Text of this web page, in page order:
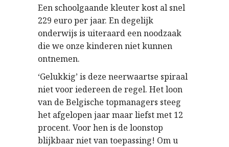
Een schoolgaande kleuter kost al snel
229 euro per jaar. En degelijk
onderwijs is uiteraard een noodzaak
die we onze kinderen niet kunnen
ontnemen.
‘Gelukkig’ is deze neerwaartse spiraal
niet voor iedereen de regel. Het loon
van de Belgische topmanagers steeg
het afgelopen jaar maar liefst met 12
procent. Voor hen is de loonstop
blijkbaar niet van toepassing! Om u